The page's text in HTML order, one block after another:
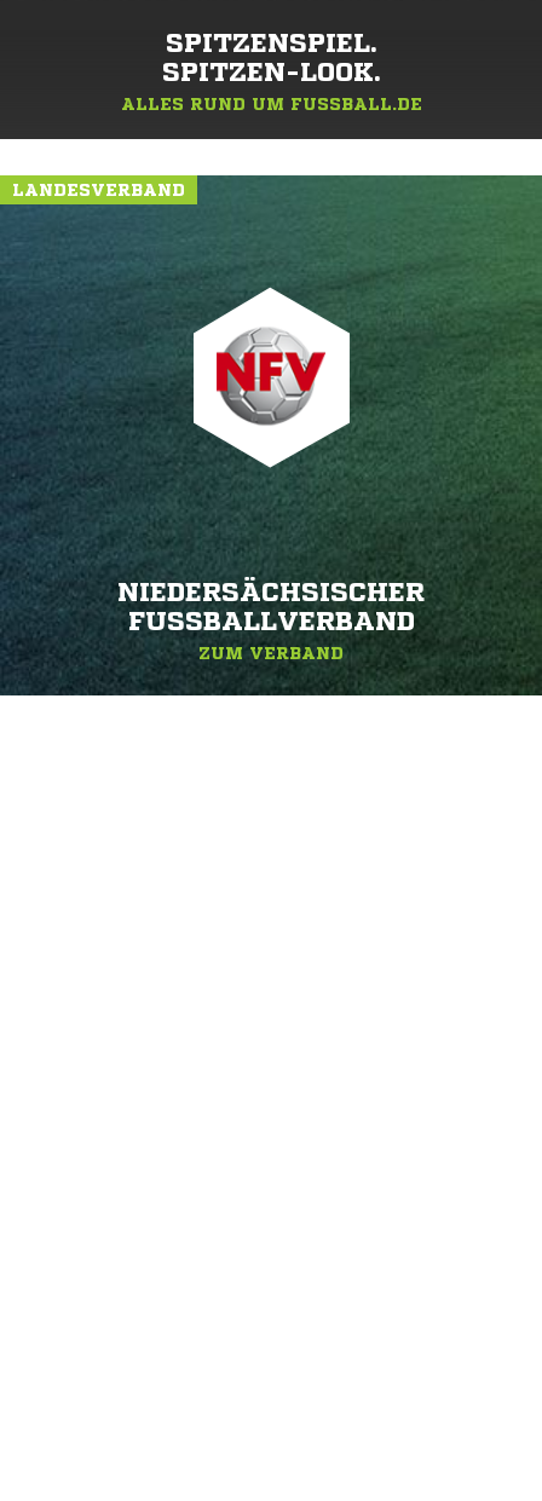
SPITZENSPIEL.
SPITZEN-LOOK.
ALLES RUND UM FUSSBALL.DE
LANDESVERBAND
NIEDERSÄCHSISCHER
FUSSBALLVERBAND
ZUM VERBAND